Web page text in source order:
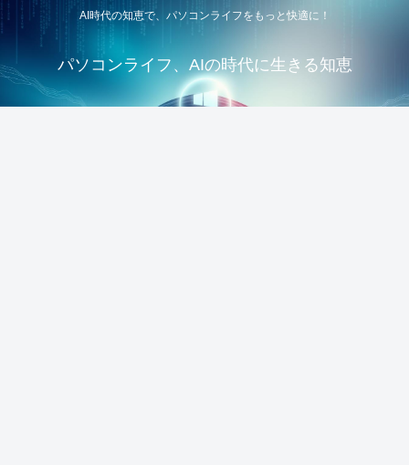
AI時代の知恵で、パソコンライフをもっと快適に！
パソコンライフ、AIの時代に生きる知恵